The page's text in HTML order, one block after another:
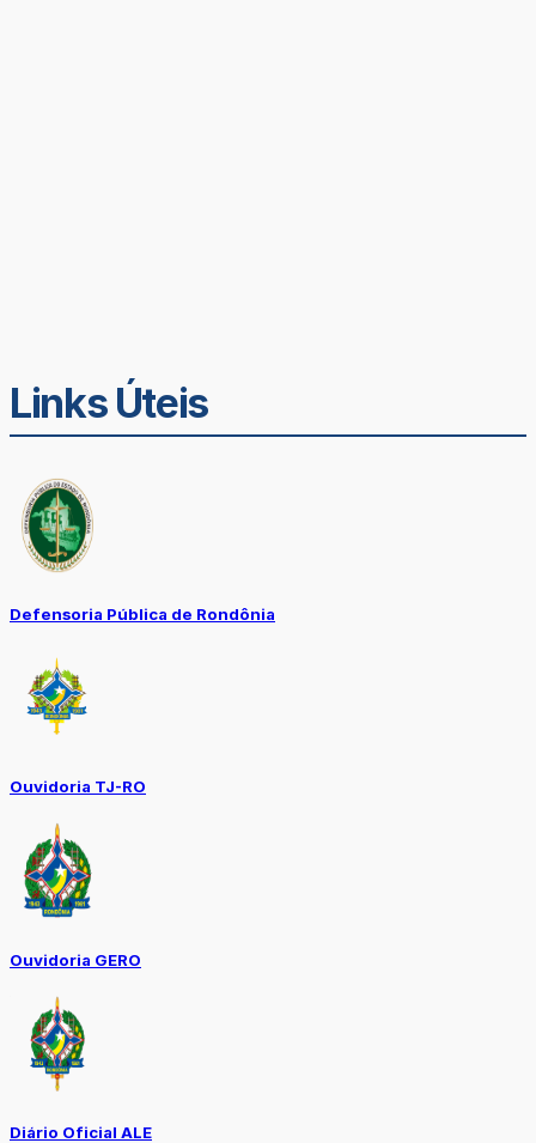
Links Úteis
Defensoria Pública de Rondônia
Ouvidoria TJ-RO
Ouvidoria GERO
Diário Oficial ALE